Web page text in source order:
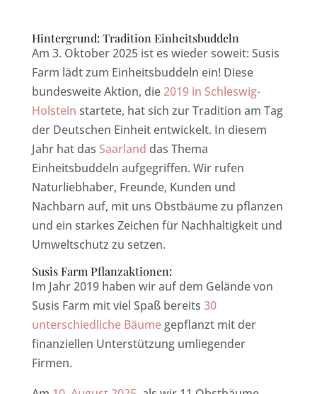
Hintergrund: Tradition Einheitsbuddeln
Am 3. Oktober 2025 ist es wieder soweit: Susis
Farm lädt zum Einheitsbuddeln ein! Diese
bundesweite Aktion, die2019 in Schleswig-
Holstein startete, hat sich zur Tradition am Tag
der Deutschen Einheit entwickelt. In diesem
Jahr hat das Saarland das Thema
Einheitsbuddeln aufgegriffen. Wir rufen
Naturliebhaber, Freunde, Kunden und
Nachbarn auf, mit uns Obstbäume zu pflanzen
und ein starkes Zeichen für Nachhaltigkeit und
Umweltschutz zu setzen.
Susis Farm Pflanzaktionen:
Im Jahr 2019 haben wir auf dem Gelände von
Susis Farm mit viel Spaß bereits 30
unterschiedliche Bäumegepflanzt mit der
finanziellen Unterstützung umliegender
Firmen.